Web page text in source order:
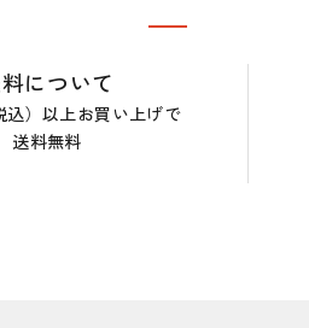
について
込）以上お買い上げで
送料無料